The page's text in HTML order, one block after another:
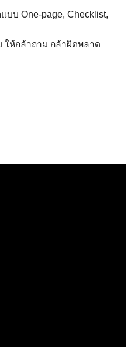
บบ One-page, Checklist,
ให้กล้าถาม กล้าผิดพลาด